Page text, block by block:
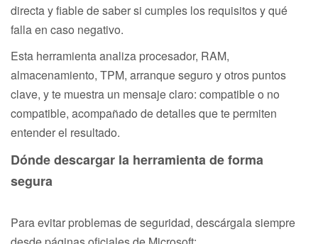
directa y fiable de saber si cumples los requisitos y qué
falla en caso negativo.
Esta herramienta analiza procesador, RAM,
almacenamiento, TPM, arranque seguro y otros puntos
clave, y te muestra un mensaje claro: compatible o no
compatible, acompañado de detalles que te permiten
entender el resultado.
Dónde descargar la herramienta de forma
segura
Para evitar problemas de seguridad, descárgala siempre